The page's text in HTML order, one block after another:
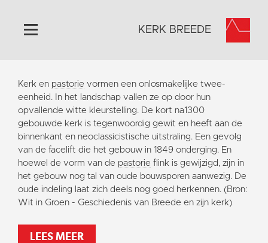
Home
Algemeen
Historie
Omgeving
Activiteiten
Pronkjewailpad
Verhuur
Orgelspel
KERK BREEDE
Kerk en pastorie vormen een onlosmakelijke twee-
eenheid. In het landschap vallen ze op door hun
opvallende witte kleurstelling. De kort na1300
gebouwde kerk is tegenwoordig gewit en heeft aan de
binnenkant en neoclassicistische uitstraling. Een gevolg
van de facelift die het gebouw in 1849 onderging. En
hoewel de vorm van de pastorie flink is gewijzigd, zijn in
het gebouw nog tal van oude bouwsporen aanwezig. De
oude indeling laat zich deels nog goed herkennen. (Bron:
Wit in Groen - Geschiedenis van Breede en zijn kerk)
LEES MEER